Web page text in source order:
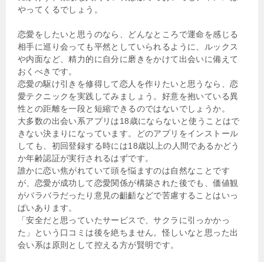
やってくるでしょう。
恋愛をしたいと思うのなら、どんなところで運命を感じる
相手に巡り会っても平然としていられるように、ルックス
や内面など、精力的に自分に磨きをかけて出会いに備えて
おくべきです。
恋愛の駆け引きを修得して恋人を作りたいと思うなら、恋
愛テクニックを実践してみましょう。好意を抱いている異
性との距離を一段と短縮できるのではないでしょうか。
大多数の出会い系アプリは18歳にならないと使うことはで
きない決まりになっています。どのアプリをインストール
しても、初回登録する時には18歳以上の人間であるかどう
か年齢認証が実行されるはずです。
誰かに恋い焦がれていて頭を悩ますのは自然なことです
が、恋愛が成功して恋愛関係が構築された後でも、価値観
がバラバラだったり意見の齟齬などで苦慮することはいっ
ぱいあります。
「安全だと思っていたサービスで、サクラに引っかかっ
た」という口コミは後を絶ちません。怪しいなと思った出
会い系は原則として控える方が賢明です。